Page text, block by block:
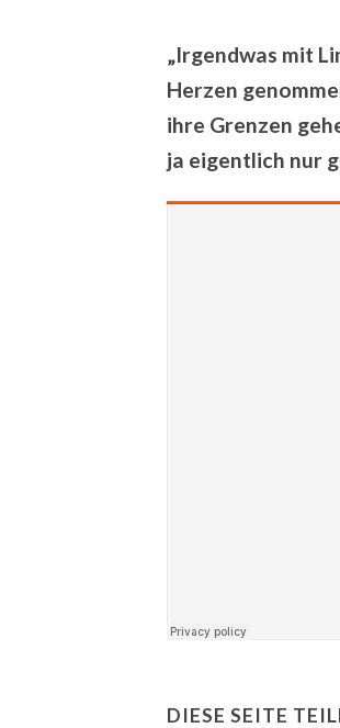
„Irgendwas mit
Herzen
ihre Grenzen
ja eigentlich nur
DIESE SEITE